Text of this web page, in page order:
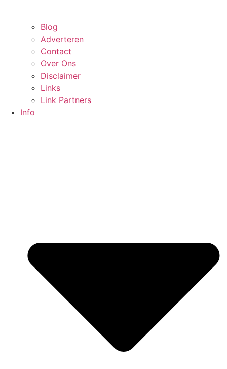
Blog
Adverteren
Contact
Over Ons
Disclaimer
Links
Link Partners
Info